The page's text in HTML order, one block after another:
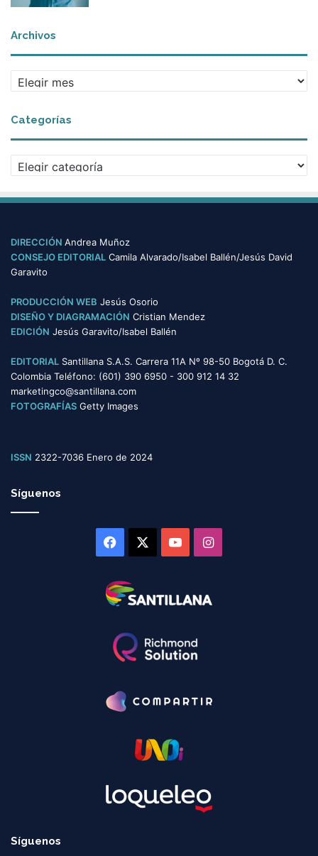
Archivos
r
h
i
v
Categorías
a
e
o
r
í
s
DIRECCIÓN Andrea Muñoz
CONSEJO EDITORIAL Camila Alvarado/Isabel Ballén/Jesús David
Garavito
PRODUCCIÓN WEB Jesús Osorio
DISEÑO Y DIAGRAMACIÓN Cristian Mendez
EDICIÓN Jesús Garavito/Isabel Ballén
EDITORIAL Santillana S.A.S. Carrera 11A Nº 98-50 Bogotá D. C.
Colombia Teléfono: (601) 390 6950 - 300 912 14 32
marketingco@santillana.com
FOTOGRAFÍAS Getty Images
ISSN 2322-7036 Enero de 2024
Síguenos
Facebook YouTubeInstagram
Síguenos